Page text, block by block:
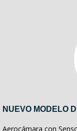
NUEVO MODELO
Aerocámara con